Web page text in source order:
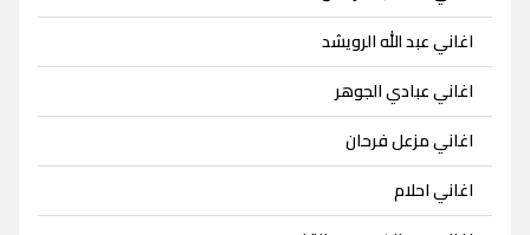
اغاني عبد الله الرويشد
اغاني عبادي الجوهر
اغاني مزعل فرحان
اغاني احلام